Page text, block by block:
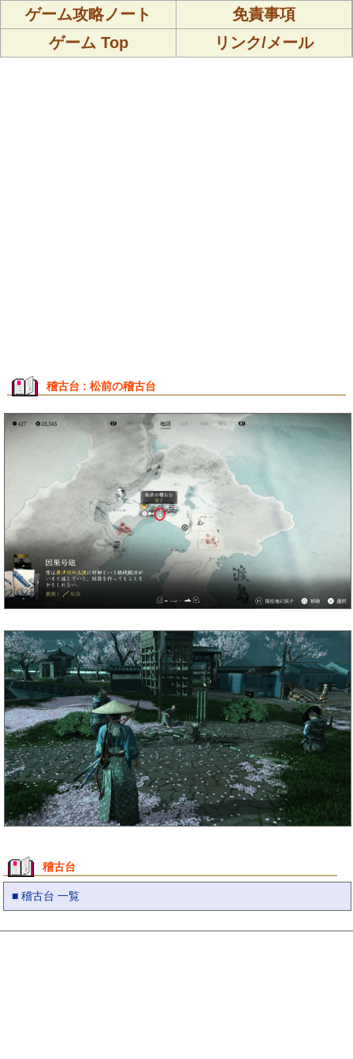
ゲーム攻略ノート
免責事項
ゲーム Top
リンク/メール
稽古台 : 松前の稽古台
稽古台
■ 稽古台 一覧